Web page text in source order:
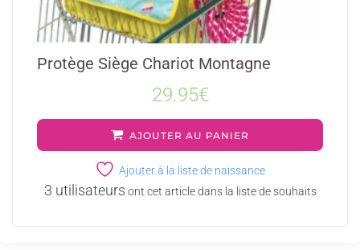
Protège Siège Chariot Montagne
29.95€
AJOUTER AU PANIER
Ajouter à la liste de naissance
3 utilisateurs ont cet article dans la liste de souhaits